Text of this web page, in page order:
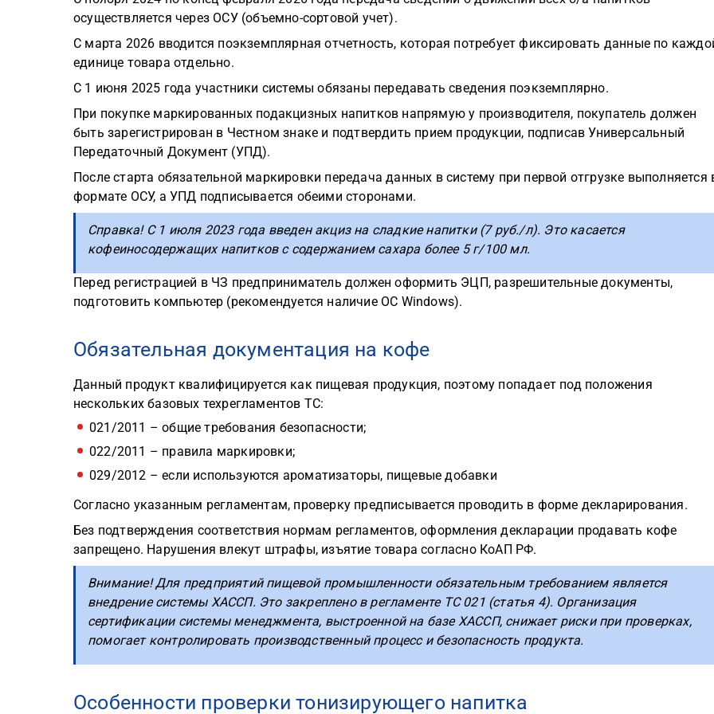
осуществляется через ОСУ (объемно-сортовой учет).
С марта 2026 вводится поэкземплярная отчетность, которая потребует фиксировать данные по
единице товара отдельно.
С 1 июня 2025 года участники системы обязаны передавать сведения поэкземплярно.
При покупке маркированных подакцизных напитков напрямую у производителя, покупатель должен
быть зарегистрирован в Честном знаке и подтвердить прием продукции, подписав Универсальный
Передаточный Документ (УПД).
После старта обязательной маркировки передача данных в систему при первой отгрузке выполняется
формате ОСУ, а УПД подписывается обеими сторонами.
Справка! С 1 июля 2023 года введен акциз на сладкие напитки (7 руб./л). Это касается
кофеиносодержащих напитков с содержанием сахара более 5 г/100 мл.
Перед регистрацией в ЧЗ предприниматель должен оформить ЭЦП, разрешительные документы,
подготовить компьютер (рекомендуется наличие ОС Windows).
Обязательная документация на кофе
Данный продукт квалифицируется как пищевая продукция, поэтому попадает под положения
нескольких базовых техрегламентов ТС:
021/2011 – общие требования безопасности;
022/2011 – правила маркировки;
029/2012 – если используются ароматизаторы, пищевые добавки
Согласно указанным регламентам, проверку предписывается проводить в форме декларирования.
Без подтверждения соответствия нормам регламентов, оформления декларации продавать кофе
запрещено. Нарушения влекут штрафы, изъятие товара согласно КоАП РФ.
Внимание! Для предприятий пищевой промышленности обязательным требованием является
внедрение системы ХАССП. Это закреплено в регламенте ТС 021 (статья 4). Организация
сертификации системы менеджмента, выстроенной на базе ХАССП, снижает риски при проверках,
помогает контролировать производственный процесс и безопасность продукта.
Особенности проверки тонизирующего напитка